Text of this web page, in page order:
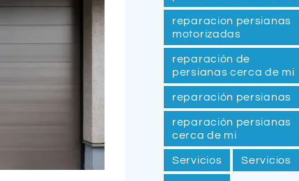
reparacion persianas
motorizadas
reparación de
persianas cerca de mi
reparación persianas
reparación persianas
cerca de mi
Servicios Servicios